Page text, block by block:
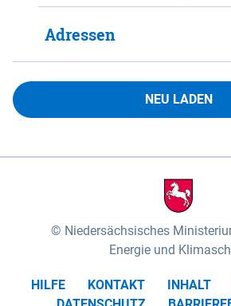
Adressen
NEU LADEN
Niedersächsisches
Energie und
HILFE KONTAKT INHALT